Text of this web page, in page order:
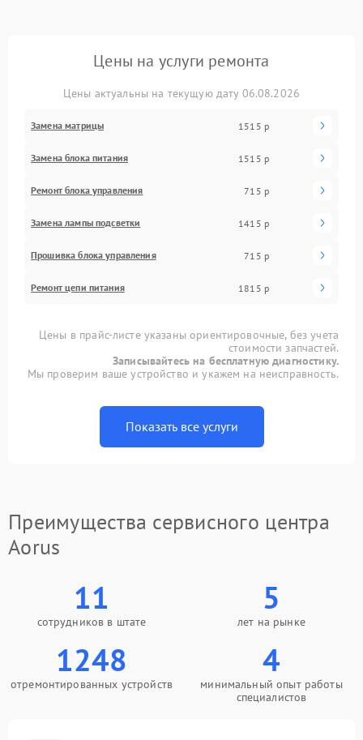
Цены на услуги ремонта
Цены актуальны на текущую дату 06.08.2026
Замена матрицы 1515 р
Замена блока питания 1515 р
Ремонт блока управления 715 р
Замена лампы подсветки 1415 р
Прошивка блока управления 715 р
Ремонт цепи питания 1815 р
Цены в прайс-листе указаны ориентировочные, без учета
стоимости запчастей.
Записывайтесь на бесплатную диагностику.
Мы проверим ваше устройство и укажем на неисправность.
Показать все услуги
Преимущества сервисного центра
Aorus
11
сотрудников в штате
5
лет на рынке
1248
отремонтированных устройств
4
минимальный опыт работы
специалистов